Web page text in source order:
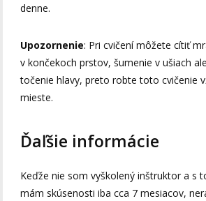
denne.
Upozornenie: Pri cvičení môžete cítiť
v končekoch prstov, šumenie v ušiach
točenie hlavy, preto robte toto cvičenie
mieste.
Ďaľšie informácie
Keďže nie som vyškolený inštruktor a s
mám skúsenosti iba cca 7 mesiacov,